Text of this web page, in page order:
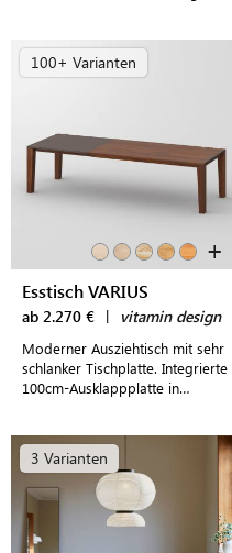
100+ Varianten
+
Esstisch VARIUS
ab 2.270 € | vitamin design
Moderner Ausziehtisch mit sehr
schlanker Tischplatte. Integrierte
100cm-Ausklappplatte in
3 Varianten